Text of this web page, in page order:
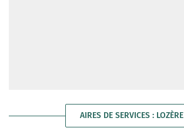
AIRES DE SERVICES : LOZÈRE